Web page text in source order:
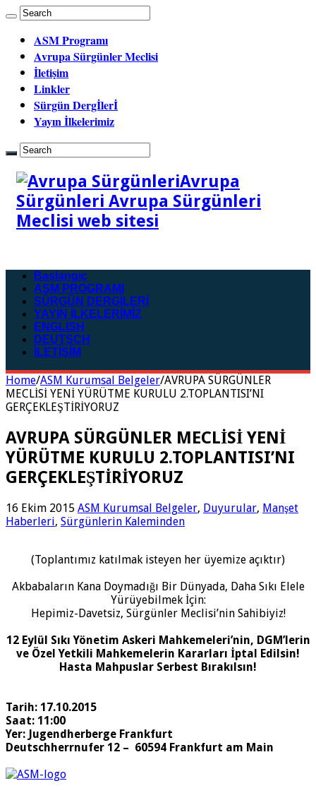
ASM Programı
Avrupa Sürgünler Meclisi
İletişim
Linkler
Sürgün Dergİlerİ
Yayın İlkelerimiz
Avrupa
Sürgünleri Avrupa Sürgünleri
Meclisi web sitesi
Başlangıç
ASM PROGRAMI
SÜRGÜN DERGİLERİ
YAYIN İLKELERİMİZ
ENGLISH
DEUTSCH
İLETİŞİM
Home/ASM Kurumsal Belgeler/AVRUPA SÜRGÜNLER
MECLİSİ YENİ YÜRÜTME KURULU 2.TOPLANTISI’NI
GERÇEKLEŞTİRİYORUZ
AVRUPA SÜRGÜNLER MECLİSİ YENİ
YÜRÜTME KURULU 2.TOPLANTISI’NI
GERÇEKLEŞTİRİYORUZ
16 Ekim 2015 ASM Kurumsal Belgeler, Duyurular, Manşet
Haberleri, Sürgünlerin Kaleminden
(Toplantımız katılmak isteyen her üyemize açıktır)
Akbabaların Kana Doymadığı Bir Dünyada, Daha Sıkı Elele
Yürüyebilmek İçin:
Hepimiz-Davetsiz, Sürgünler Meclisi’nin Sahibiyiz!
12 Eylül Sıkı Yönetim Askeri Mahkemeleri’nin, DGM’lerin
ve Özel Yetkili Mahkemelerin Kararları İptal Edilsin!
Hasta Mahpuslar Serbest Bırakılsın!
Tarih: 17.10.2015
Saat: 11:00
Yer: Jugendherberge Frankfurt
Deutschherrnufer 12 – 60594 Frankfurt am Main